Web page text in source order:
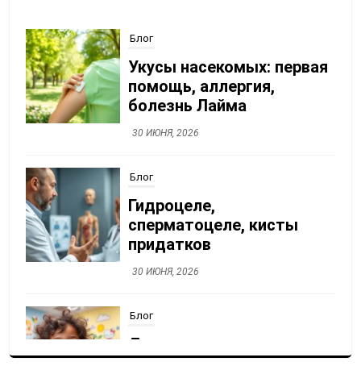
Блог
Укусы насекомых: первая
помощь, аллергия,
болезнь Лайма
30 ИЮНЯ, 2026
Блог
Гидроцеле,
сперматоцеле, кисты
придатков
30 ИЮНЯ, 2026
Блог
Детская стоматология:
лечение без страха